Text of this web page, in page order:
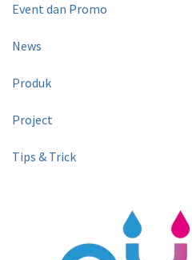
Event dan Promo
News
Produk
Project
Tips & Trick